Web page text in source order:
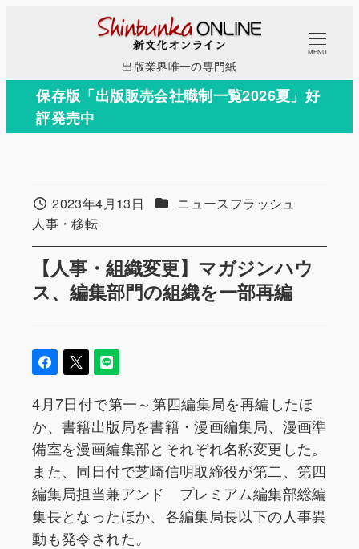
コ
テ
出版業界唯一の専門紙
MENU
保存版「出版販売会社職制一覧2026夏」好
評発売中
【人事・組織変更】マガジンハウ
ス、編集部門の組織を一部再編
投稿日2023年4月13日 カテゴリー
ニュースフラッシュ
カテゴリー
人事・移転
4月7日付で第一～第四編集局を再編したほ
か、書籍出版局を書籍・漫画編集局、漫画準
備室を漫画編集部とそれぞれ名称変更した。
また、同日付で芝崎信明取締役が第二、第四
編集局担当兼アンド プレミアム編集部総編
集長となったほか、各編集局長以下の人事異
動も発令された。